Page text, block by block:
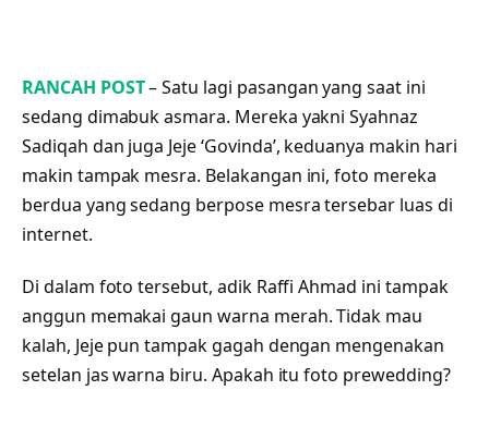
RANCAH POST– Satu lagi pasangan yang saat ini
sedang dimabuk asmara. Mereka yakni Syahnaz
Sadiqah dan juga Jeje ‘Govinda’, keduanya makin hari
makin tampak mesra. Belakangan ini, foto mereka
berdua yang sedang berpose mesra tersebar luas di
internet.
Di dalam foto tersebut, adik Raffi Ahmad ini tampak
anggun memakai gaun warna merah. Tidak mau
kalah, Jeje pun tampak gagah dengan mengenakan
setelan jas warna biru. Apakah itu foto prewedding?